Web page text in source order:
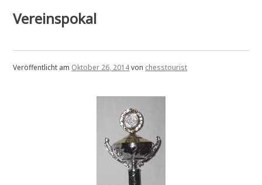
Vereinspokal
Veröffentlicht am Oktober 26, 2014von chesstourist